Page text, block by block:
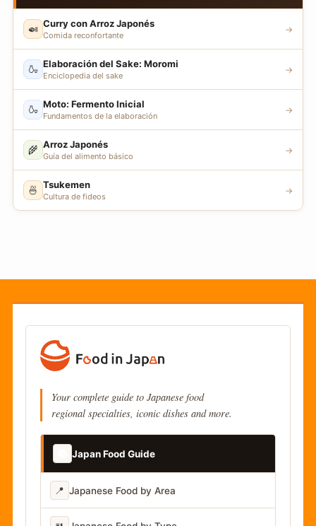
🍛 Curry con Arroz Japonés
Comida reconfortante
→
🍶 Elaboración del Sake: Moromi
Enciclopedia del sake
→
🍶 Moto: Fermento Inicial
Fundamentos de la elaboración
→
🌾 Arroz Japonés
Guía del alimento básico
→
🍜 Tsukemen
Cultura de fideos
→
Your complete guide to Japanese food
regional specialties, iconic dishes and more.
Japan Food Guide
📍 Japanese Food by Area